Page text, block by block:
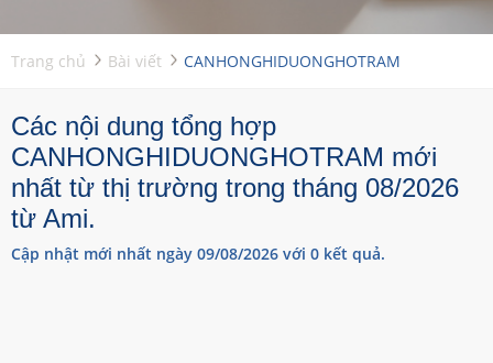
Trang chủ Bài viết CANHONGHIDUONGHOTRAM
Các nội dung tổng hợp
CANHONGHIDUONGHOTRAM mới
nhất từ thị trường trong tháng 08/2026
từ Ami.
Cập nhật mới nhất ngày 09/08/2026 với 0 kết quả.